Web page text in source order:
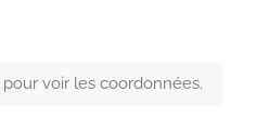
pour voir les coordonnées.